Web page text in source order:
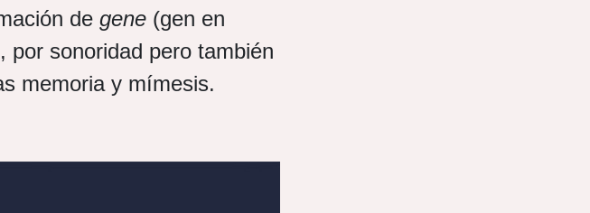
de gene(gen en
por sonoridad pero también
memoria y mímesis.